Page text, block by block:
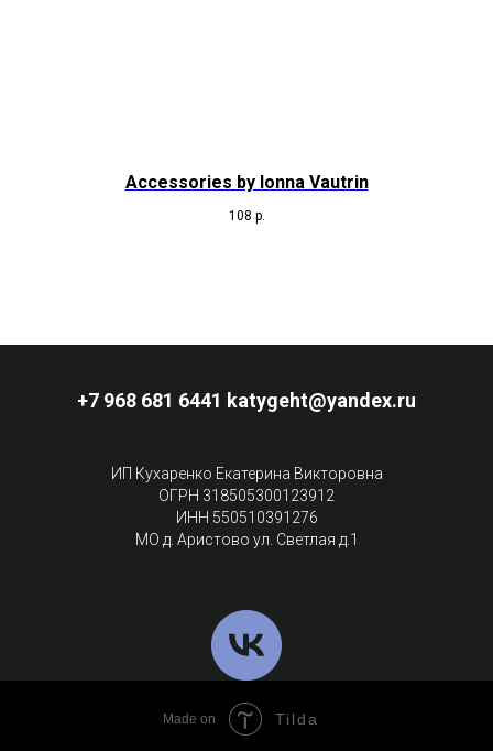
Accessories by Ionna Vautrin
108 р.
+7 968 681 6441 katygeht@yandex.ru
ИП Кухаренко Екатерина Викторовна
ОГРН 318505300123912
ИНН 550510391276
МО д. Аристово ул. Светлая д.1
Made on Tilda